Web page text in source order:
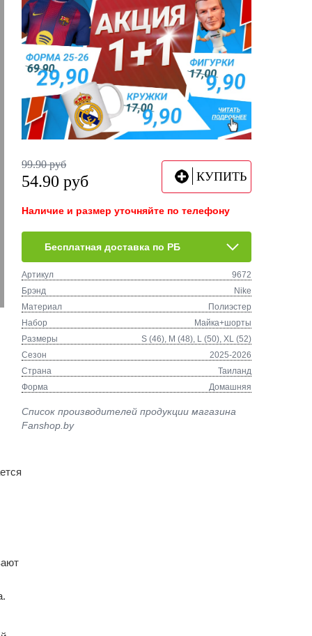
99.90 руб
54.90 руб КУПИТЬ
Наличие и размер уточняйте по телефону
Бесплатная доставка по РБ
Артикул
9672
Брэнд
Nike
Материал
Полиэстер
Набор
Майка+шорты
Размеры
S (46), M (48), L (50), XL (52)
Сезон
2025-2026
Страна
Таиланд
Форма
Домашняя
Список производителей продукции магазина
Fanshop.by